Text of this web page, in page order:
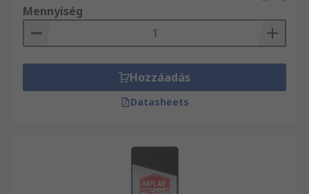
Mennyiség
Hozzáadás
Datasheets